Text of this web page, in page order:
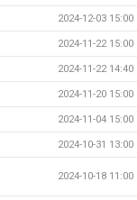
2024-12-03 15:00
2024-11-22 15:00
2024-11-22 14:40
2024-11-20 15:00
2024-11-04 15:00
2024-10-31 13:00
2024-10-18 11:00